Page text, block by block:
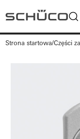
Strona startowa Części